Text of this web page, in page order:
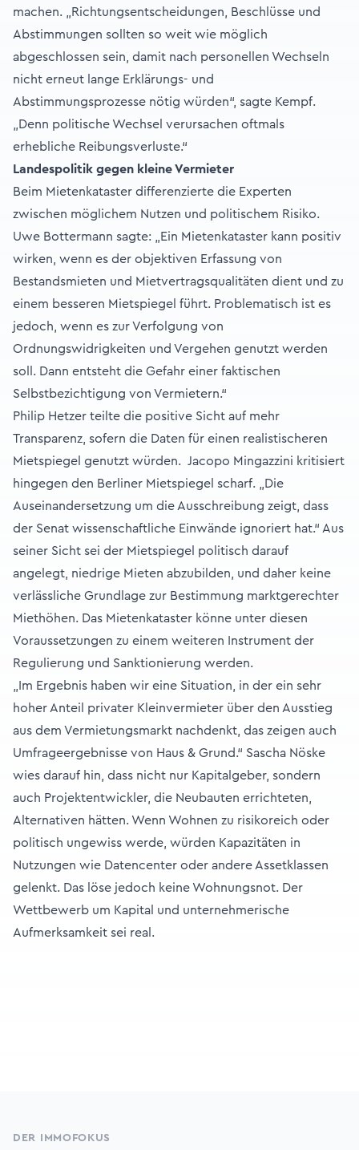
machen. „Richtungsentscheidungen, Beschlüsse und
Abstimmungen sollten so weit wie möglich
abgeschlossen sein, damit nach personellen Wechseln
nicht erneut lange Erklärungs- und
Abstimmungsprozesse nötig würden“, sagte Kempf.
„Denn politische Wechsel verursachen oftmals
erhebliche Reibungsverluste.“
Landespolitik gegen kleine Vermieter
Beim Mietenkataster differenzierte die Experten
zwischen möglichem Nutzen und politischem Risiko.
Uwe Bottermann sagte: „Ein Mietenkataster kann positiv
wirken, wenn es der objektiven Erfassung von
Bestandsmieten und Mietvertragsqualitäten dient und zu
einem besseren Mietspiegel führt. Problematisch ist es
jedoch, wenn es zur Verfolgung von
Ordnungswidrigkeiten und Vergehen genutzt werden
soll. Dann entsteht die Gefahr einer faktischen
Selbstbezichtigung von Vermietern.“
Philip Hetzer teilte die positive Sicht auf mehr
Transparenz, sofern die Daten für einen realistischeren
Mietspiegel genutzt würden. Jacopo Mingazzini kritisiert
hingegen den Berliner Mietspiegel scharf. „Die
Auseinandersetzung um die Ausschreibung zeigt, dass
der Senat wissenschaftliche Einwände ignoriert hat.“ Aus
seiner Sicht sei der Mietspiegel politisch darauf
angelegt, niedrige Mieten abzubilden, und daher keine
verlässliche Grundlage zur Bestimmung marktgerechter
Miethöhen. Das Mietenkataster könne unter diesen
Voraussetzungen zu einem weiteren Instrument der
Regulierung und Sanktionierung werden.
„Im Ergebnis haben wir eine Situation, in der ein sehr
hoher Anteil privater Kleinvermieter über den Ausstieg
aus dem Vermietungsmarkt nachdenkt, das zeigen auch
Umfrageergebnisse von Haus & Grund.“ Sascha Nöske
wies darauf hin, dass nicht nur Kapitalgeber, sondern
auch Projektentwickler, die Neubauten errichteten,
Alternativen hätten. Wenn Wohnen zu risikoreich oder
politisch ungewiss werde, würden Kapazitäten in
Nutzungen wie Datencenter oder andere Assetklassen
gelenkt. Das löse jedoch keine Wohnungsnot. Der
Wettbewerb um Kapital und unternehmerische
Aufmerksamkeit sei real.
DER IMMOFOKUS